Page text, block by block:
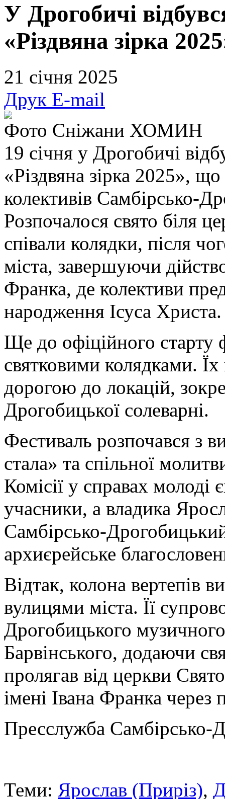
У Дрогобичі
«Різдвяна зірка
21 січня 2025
Друк E-mail
Фото Сніжани ХОМИН
19 січня у Дрогобичі
«Різдвяна зірка 2025»,
колективів Самбірсько-
Розпочалося свято біля
співали колядки, після
міста, завершуючи
Франка, де колективи
народження Ісуса Христа.
Ще до офіційного старту
святковими колядками.
дорогою до локацій,
Дрогобицької солеварні.
Фестиваль розпочався з
стала» та спільної
Комісії у справах молоді
учасники, а владика
Самбірсько-
архиєрейське
Відтак, колона вертепів
вулицями міста. Її
Дрогобицького
Барвінського, додаючи
пролягав від церкви
імені Івана Франка
Пресслужба Самбірсько-
Теми: Ярослав (Приріз),